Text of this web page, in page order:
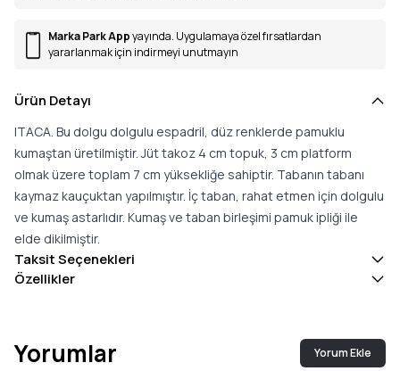
Marka Park Appyayında. Uygulamaya özel fırsatlardan
yararlanmak için indirmeyi unutmayın
Ürün Detayı
ITACA. Bu dolgu dolgulu espadril, düz renklerde pamuklu
kumaştan üretilmiştir. Jüt takoz 4 cm topuk, 3 cm platform
olmak üzere toplam 7 cm yüksekliğe sahiptir. Tabanın tabanı
kaymaz kauçuktan yapılmıştır. İç taban, rahat etmen için dolgulu
ve kumaş astarlıdır. Kumaş ve taban birleşimi pamuk ipliği ile
elde dikilmiştir.
Taksit Seçenekleri
Özellikler
Yorumlar Yorum Ekle